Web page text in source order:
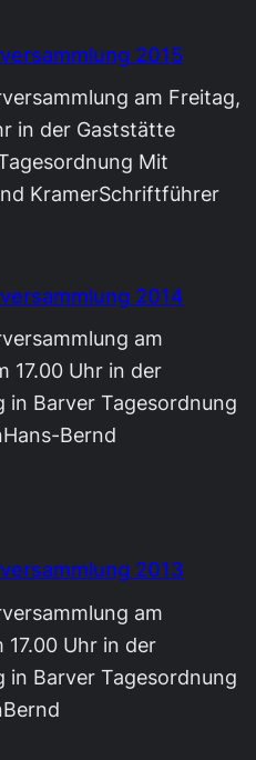
2015
am Freitag,
in der Gaststätte
Mit
KramerSchriftführer
2014
am
17.00 Uhr in der
in Barver Tagesordnung
Bernd
2013
am
17.00 Uhr in der
in Barver Tagesordnung